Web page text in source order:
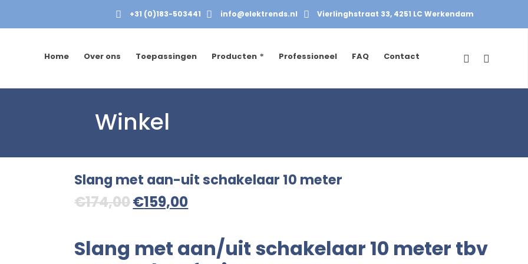
+31 (0)183-503441 info@elektrends.nl Vierlinghstraat 33, 4251 LC Werkendam
Home Over ons Toepassingen Producten Professioneel FAQ Contact
Winkel
Slang met aan-uit schakelaar 10 meter
€174,00Oorspronkelijke
€174,00.
€159,00Huidige
€159,00.
Slang met aan/uit schakelaar 10 meter tbv